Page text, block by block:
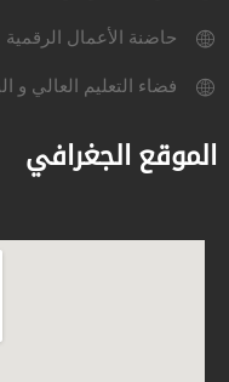
حاضنة الأعمال الرقمية
فضاء التعليم العالي و
الموقع الجغرافي